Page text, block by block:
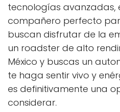
tecnologías avanzadas,
compañero perfecto
buscan disfrutar de la
un roadster de alto
México y buscas un
te haga sentir vivo y
es definitivamente una
considerar.